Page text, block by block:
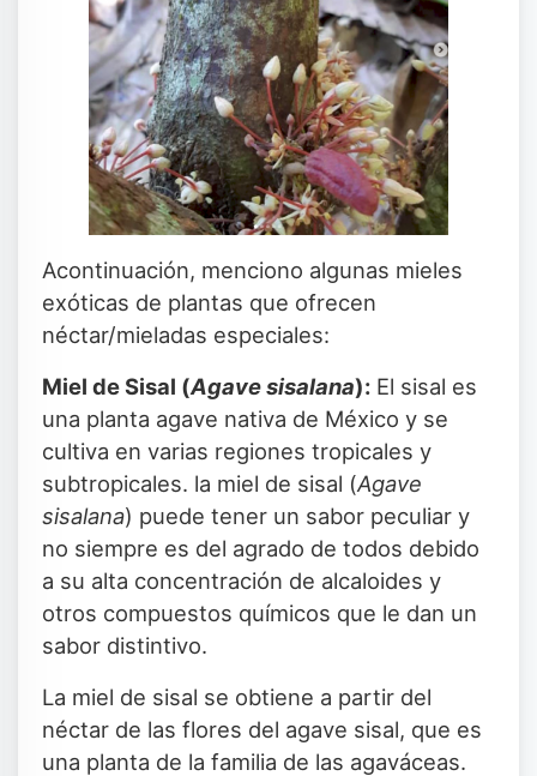
Acontinuación, menciono algunas mieles
exóticas de plantas que ofrecen
néctar/mieladas especiales:
Miel de Sisal (Agave sisalana): El sisal es
una planta agave nativa de México y se
cultiva en varias regiones tropicales y
subtropicales. la miel de sisal (Agave
sisalana) puede tener un sabor peculiar y
no siempre es del agrado de todos debido
a su alta concentración de alcaloides y
otros compuestos químicos que le dan un
sabor distintivo.
La miel de sisal se obtiene a partir del
néctar de las flores del agave sisal, que es
una planta de la familia de las agaváceas.